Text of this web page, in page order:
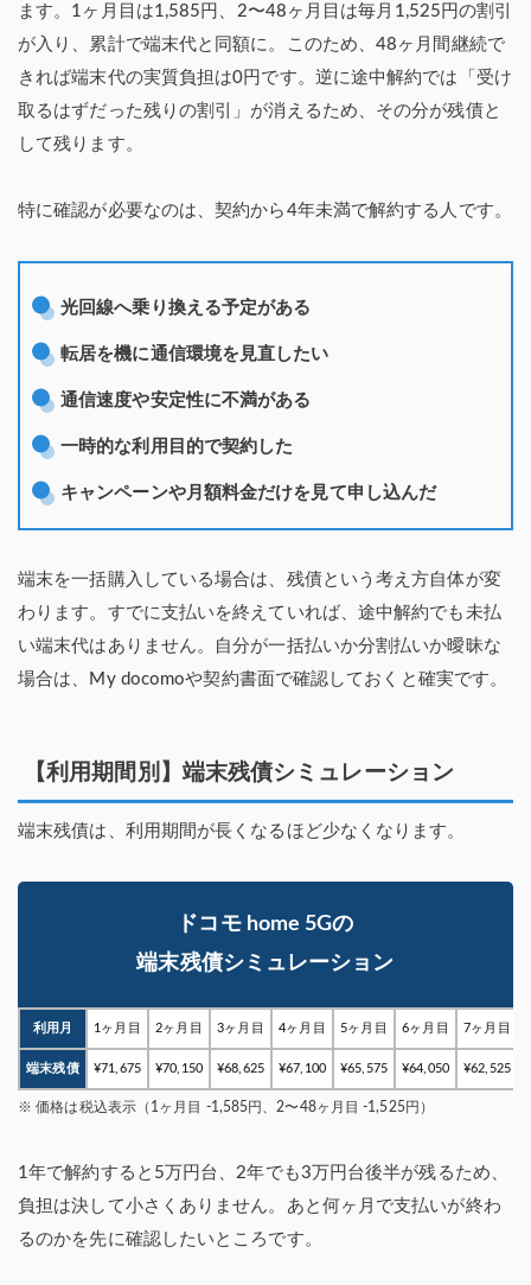
ます。1ヶ月目は1,585円、2〜48ヶ月目は毎月1,525円の割引
が入り、累計で端末代と同額に。このため、48ヶ月間継続で
きれば端末代の実質負担は0円です。逆に途中解約では「受け
取るはずだった残りの割引」が消えるため、その分が残債と
して残ります。
特に確認が必要なのは、契約から4年未満で解約する人です。
光回線へ乗り換える予定がある
転居を機に通信環境を見直したい
通信速度や安定性に不満がある
一時的な利用目的で契約した
キャンペーンや月額料金だけを見て申し込んだ
端末を一括購入している場合は、残債という考え方自体が変
わります。すでに支払いを終えていれば、途中解約でも未払
い端末代はありません。自分が一括払いか分割払いか曖昧な
場合は、My docomoや契約書面で確認しておくと確実です。
【利用期間別】端末残債シミュレーション
端末残債は、利用期間が長くなるほど少なくなります。
ドコモ home 5Gの
端末残債シミュレーション
利用月 1ヶ月目 2ヶ月目 3ヶ月目 4ヶ月目 5ヶ月目 6ヶ月目 7ヶ月目
端末残債 ¥71,675 ¥70,150 ¥68,625 ¥67,100 ¥65,575 ¥64,050 ¥62,525
※ 価格は税込表示（1ヶ月目 -1,585円、2〜48ヶ月目 -1,525円）
1年で解約すると5万円台、2年でも3万円台後半が残るため、
負担は決して小さくありません。あと何ヶ月で支払いが終わ
るのかを先に確認したいところです。